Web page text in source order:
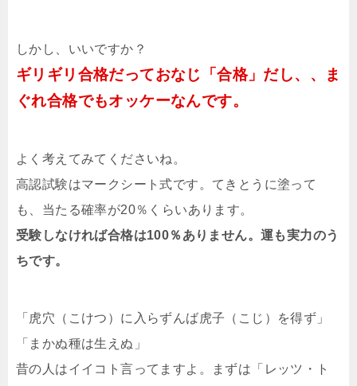
しかし、いいですか？
ギリギリ合格だっておなじ「合格」だし、、ま
ぐれ合格でもオッケーなんです。
よく考えてみてくださいね。
高認試験はマークシート式です。てきとうに塗って
も、当たる確率が20％くらいあります。
受験しなければ合格は100％ありません。運も実力のう
ちです。
「虎穴（こけつ）に入らずんば虎子（こじ）を得ず」
「まかぬ種は生えぬ」
昔の人はイイコト言ってますよ。まずは「レッツ・ト